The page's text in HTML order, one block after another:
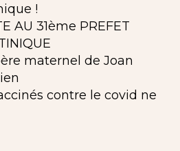
!
AU 31ème PREFET
maternel de Joan
contre le covid ne